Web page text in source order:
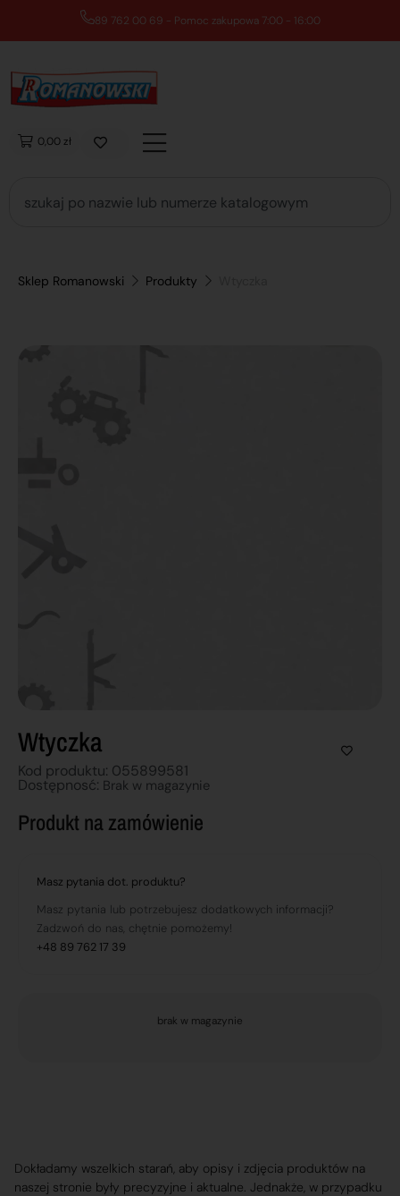
89 762 00 69 - Pomoc zakupowa 7:00 - 16:00
0,00 zł
Sklep Romanowski Produkty
Wtyczka
Kod produktu: 055899581
Dostępnosć: Brak w magazynie
Produkt na zamówienie
Masz pytania dot. produktu?
Masz pytania lub potrzebujesz dodatkowych informacji?
Zadzwoń do nas, chętnie pomożemy!
+48 89 762 17 39
brak w magazynie
Dokładamy wszelkich starań, aby opisy i zdjęcia produktów na
naszej stronie były precyzyjne i aktualne. Jednakże, w przypadku